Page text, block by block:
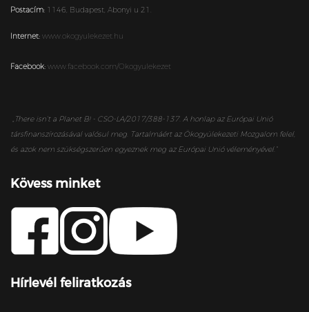
Postacím: 1146, Budapest, Abonyi u 21.
Internet: www.okogyulekezet.hu
Facebook: www.facebook.com/Okogyulekezet
„ There isn’t a Planet B! - CSO-LA/2017/388-137. A honlap az Európai Unió
társfinanszírozásával valósul meg. Tartalmáért az Ökogyülekezeti Mozgalom felel,
és azok nem szükségszerűen egyeznek meg az Európai Unió véleményével.”
Kövess minket
Hírlevél feliratkozás